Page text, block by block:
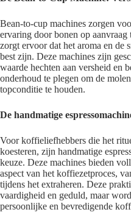
Bean-to-cup machines zorgen
ervaring door bonen op
zorgt ervoor dat het aroma en de
best zijn. Deze machines zijn
waarde hechten aan versheid en
onderhoud te plegen om de
topconditie te houden.
De handmatige
Voor koffieliefhebbers die het
koesteren, zijn handmatige
keuze. Deze machines bieden
aspect van het koffiezetproces,
tijdens het extraheren. Deze
vaardigheid en geduld, maar
persoonlijke en bevredigende